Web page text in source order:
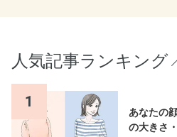
人気記事ランキング
1
あなたの
の大きさ